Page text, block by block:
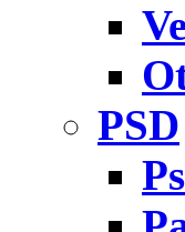
PSD